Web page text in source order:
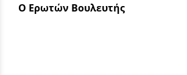
Ο Ερωτών Βουλευτής